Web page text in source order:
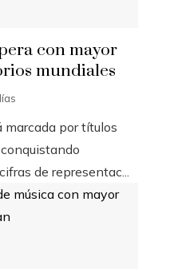
con mayor
mundiales
marcada por títulos
de representac...